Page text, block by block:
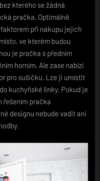
kterého se žádná
pračka. Optimálně
při nákupu jejich
ve kterém budou
je pračka s předním
horním. Ale zase nabízí
pro sušičku. Lze ji umístit
kuchyňské linky. Pokud je
řešením pračka
designu nebude vadit ani